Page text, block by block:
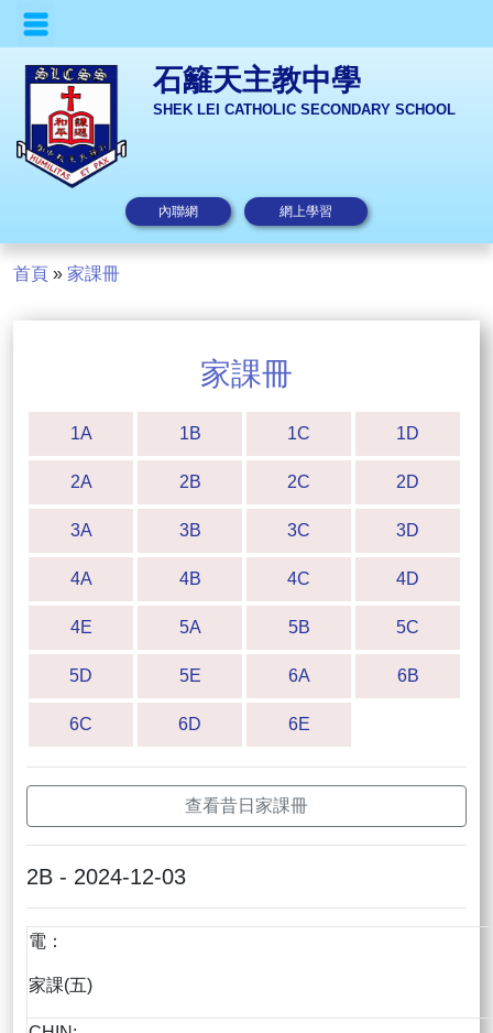
石籬天主教中學
SHEK LEI CATHOLIC SECONDARY SCHOOL
內聯網 網上學習
首頁 » 家課冊
家課冊
1A 1B 1C 1D
2A 2B 2C 2D
3A 3B 3C 3D
4A 4B 4C 4D
4E 5A 5B 5C
5D 5E 6A 6B
6C 6D 6E
查看昔日家課冊
2B - 2024-12-03
電：
家課(五)